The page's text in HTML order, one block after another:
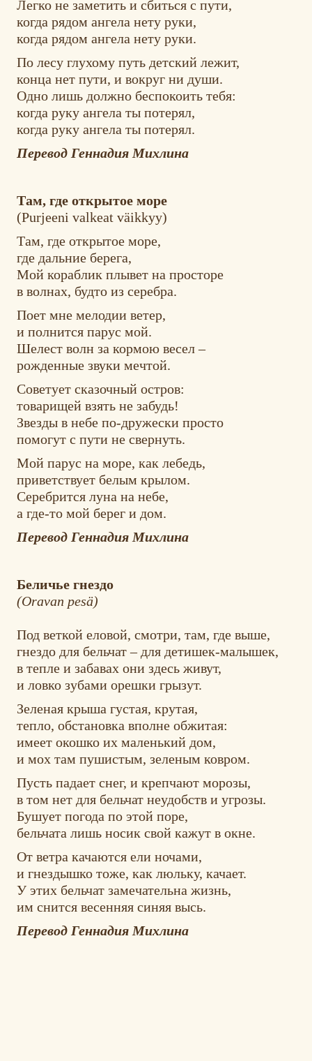
Легко не заметить и сбиться с пути,
когда рядом ангела нету руки,
когда рядом ангела нету руки.
По лесу глухому путь детский лежит,
конца нет пути, и вокруг ни души.
Одно лишь должно беспокоить тебя:
когда руку ангела ты потерял,
когда руку ангела ты потерял.
Перевод Геннадия Михлина
Там, где открытое море
(Purjeeni valkeat väikkyy)
Там, где открытое море,
где дальние берега,
Мой кораблик плывет на просторе
в волнах, будто из серебра.
Поет мне мелодии ветер,
и полнится парус мой.
Шелест волн за кормою весел –
рожденные звуки мечтой.
Советует сказочный остров:
товарищей взять не забудь!
Звезды в небе по-дружески просто
помогут с пути не свернуть.
Мой парус на море, как лебедь,
приветствует белым крылом.
Серебрится луна на небе,
а где-то мой берег и дом.
Перевод Геннадия Михлина
Беличье гнездо
(Oravan pesä)
Под веткой еловой, смотри, там, где выше,
гнездо для бельчат – для детишек-малышек,
в тепле и забавах они здесь живут,
и ловко зубами орешки грызут.
Зеленая крыша густая, крутая,
тепло, обстановка вполне обжитая:
имеет окошко их маленький дом,
и мох там пушистым, зеленым ковром.
Пусть падает снег, и крепчают морозы,
в том нет для бельчат неудобств и угрозы.
Бушует погода по этой поре,
бельчата лишь носик свой кажут в окне.
От ветра качаются ели ночами,
и гнездышко тоже, как люльку, качает.
У этих бельчат замечательна жизнь,
им снится весенняя синяя высь.
Перевод Геннадия Михлина